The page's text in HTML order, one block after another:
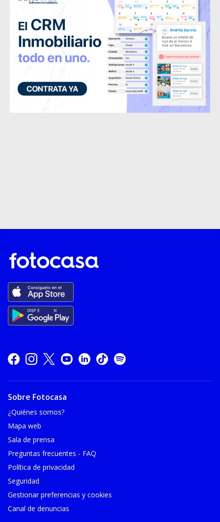
Sobre Fotocasa
¿Quiénes somos?
Mapa web
Sala de prensa
Preguntas frecuentes - FAQ
Política de privacidad
Seguridad
Gestionar preferencias y cookies
Canal de denuncias